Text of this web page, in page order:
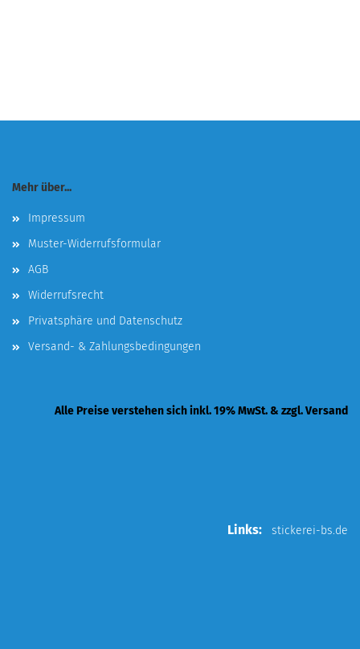
Mehr über...
Impressum
Muster-Widerrufsformular
AGB
Widerrufsrecht
Privatsphäre und Datenschutz
Versand- & Zahlungsbedingungen
Alle Preise verstehen sich inkl. 19% MwSt. & zzgl. Versand
Links: stickerei-bs.de